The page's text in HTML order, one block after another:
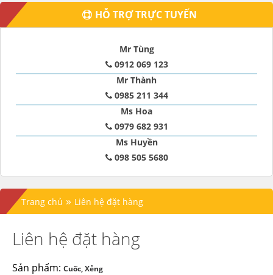
HỖ TRỢ TRỰC TUYẾN
Mr Tùng
0912 069 123
Mr Thành
0985 211 344
Ms Hoa
0979 682 931
Ms Huyền
098 505 5680
Trang chủ » Liên hệ đặt hàng
Liên hệ đặt hàng
Sản phẩm: Cuốc, Xẻng